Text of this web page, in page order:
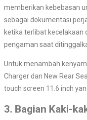
memberikan kebebasan
sebagai dokumentasi
ketika terlibat
pengaman saat
Untuk menambah
Charger dan New Rear
touch screen 11.6 inch
3. Bagian Kaki-